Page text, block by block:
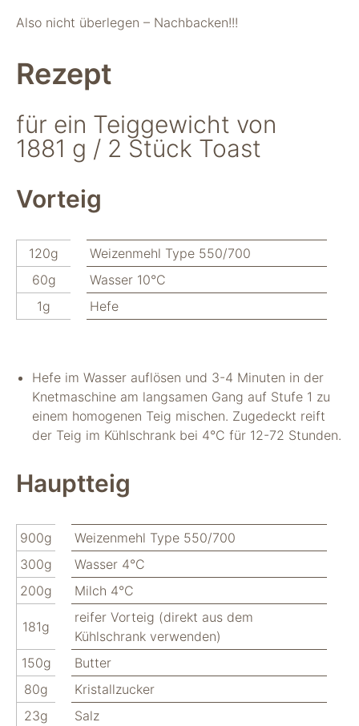
Also nicht überlegen – Nachbacken!!!
Rezept
für ein Teiggewicht von
1881 g / 2 Stück Toast
Vorteig
120g
Weizenmehl Type 550/700
60g
Wasser 10°C
1g
Hefe
Hefe im Wasser auflösen und 3-4 Minuten in der
Knetmaschine am langsamen Gang auf Stufe 1 zu
einem homogenen Teig mischen. Zugedeckt reift
der Teig im Kühlschrank bei 4°C für 12-72 Stunden.
Hauptteig
900g
Weizenmehl Type 550/700
300g
Wasser 4°C
200g
Milch 4°C
181g
reifer Vorteig (direkt aus dem
Kühlschrank verwenden)
150g
Butter
80g
Kristallzucker
23g
Salz
sind für die
Funktionsweise
notwendig.
Struktur der Website
zu verbessern,
Tools zur Erfassung
anonymer
Nutzungsstatistiken.
Wir verwenden
"Google Analytics"
Marketing
Diese Cookies
auf Basis dessen,
was Sie auf unserer
Diese und andere
Daten werden
möglicherweise so
modifiziert, dass sie
nicht zur direkten
Identifizierung Ihrer
Person verwendet
werden können
(pseudomisiert),
und können an
Drittpartner
weitergegeben
werden, die sie